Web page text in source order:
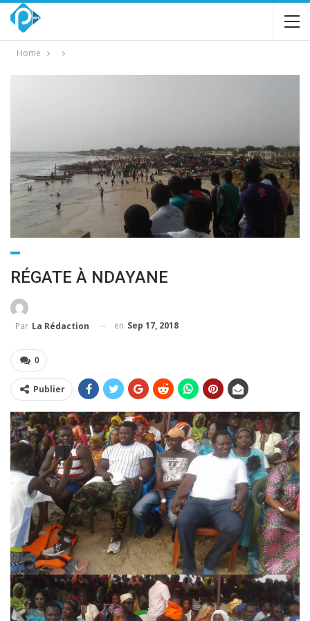
Home
RÉGATE À NDAYANE
Par La Rédaction en Sep 17, 2018
0
Publier